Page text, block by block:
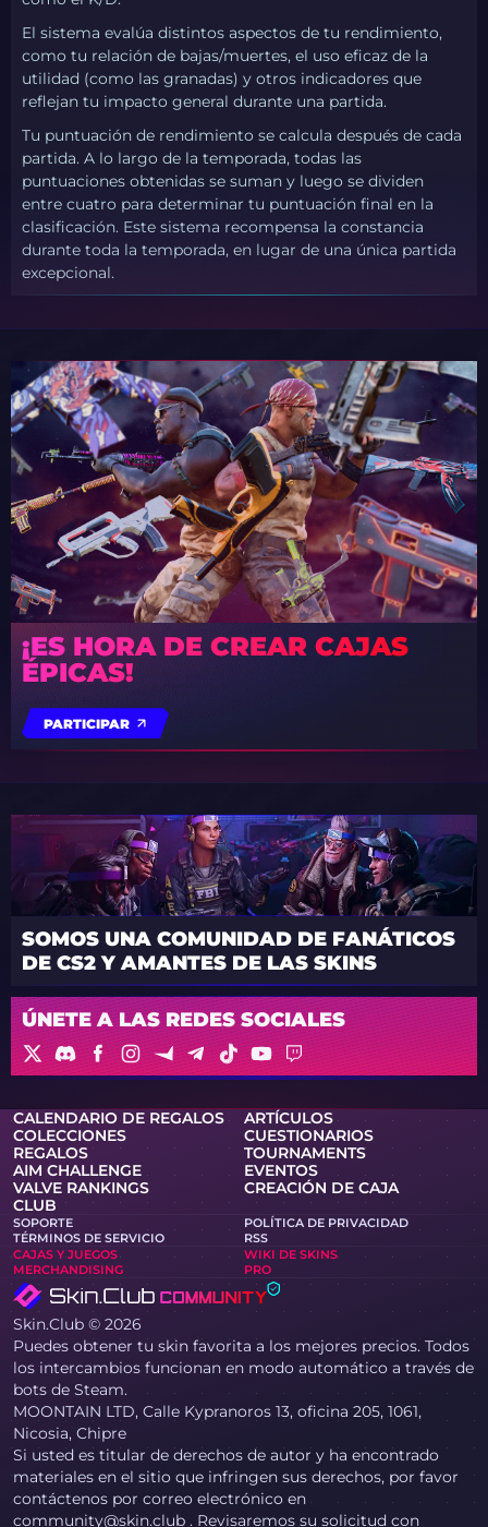
El sistema evalúa distintos aspectos de tu rendimiento,
como tu relación de bajas/muertes, el uso eficaz de la
utilidad (como las granadas) y otros indicadores que
reflejan tu impacto general durante una partida.
Tu puntuación de rendimiento se calcula después de cada
partida. A lo largo de la temporada, todas las
puntuaciones obtenidas se suman y luego se dividen
entre cuatro para determinar tu puntuación final en la
clasificación. Este sistema recompensa la constancia
durante toda la temporada, en lugar de una única partida
excepcional.
¡ES HORA DE CREAR CAJAS
ÉPICAS!
PARTICIPAR
SOMOS UNA COMUNIDAD DE FANÁTICOS
DE CS2 Y AMANTES DE LAS SKINS
ÚNETE A LAS REDES SOCIALES
CALENDARIO DE REGALOS
ARTÍCULOS
COLECCIONES
CUESTIONARIOS
REGALOS
TOURNAMENTS
AIM CHALLENGE
EVENTOS
VALVE RANKINGS
CREACIÓN DE CAJA
CLUB
SOPORTE
POLÍTICA DE PRIVACIDAD
TÉRMINOS DE SERVICIO
RSS
CAJAS Y JUEGOS
WIKI DE SKINS
MERCHANDISING
PRO
Skin.Club © 2026
Puedes obtener tu skin favorita a los mejores precios. Todos
los intercambios funcionan en modo automático a través de
bots de Steam.
MOONTAIN LTD, Calle Kypranoros 13, oficina 205, 1061,
Nicosia, Chipre
Si usted es titular de derechos de autor y ha encontrado
materiales en el sitio que infringen sus derechos, por favor
contáctenos por correo electrónico en
community@skin.club . Revisaremos su solicitud con